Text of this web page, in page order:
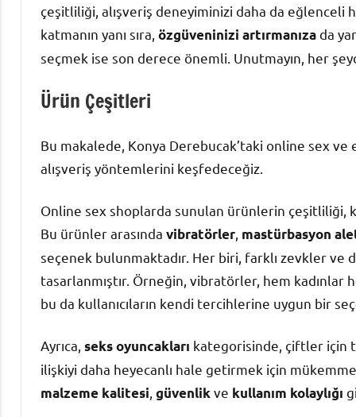
çeşitliliği, alışveriş deneyiminizi daha da eğlenceli
katmanın yanı sıra, özgüveninizi artırmanızada
seçmek ise son derece önemli. Unutmayın, her
Ürün Çeşitleri
Bu makalede, Konya Derebucak’taki online sex
alışveriş yöntemlerini keşfedeceğiz.
Online sex shoplarda sunulan ürünlerin çeşitliliği,
Bu ürünler arasında vibratörler mastürbasyon
seçenek bulunmaktadır. Her biri, farklı zevkler ve
tasarlanmıştır. Örneğin, vibratörler, hem
bu da kullanıcıların kendi tercihlerine uygun bir
Ayrıca, seks oyuncakları kategorisinde, çiftler için
ilişkiyi daha heyecanlı hale getirmek için
malzeme kalitesi güvenlikve kullanım kolaylığı